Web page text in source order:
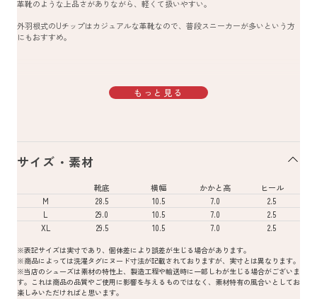
革靴のような上品さがありながら、軽くて扱いやすい。
外羽根式のUチップはカジュアルな革靴なので、普段スニーカーが多いという方
にもおすすめ。
もっと見る
サイズ・素材
靴底 横幅 かかと高
ヒール
M
28.5 10.5 7.0
2.5
L
29.0 10.5 7.0
2.5
XL
29.5 10.5 7.0 2.5
※表記サイズは実寸であり、個体差により誤差が生じる場合があります。
※商品によっては洗濯タグにヌード寸法が記載されておりますが、実寸とは異なります。
※当店のシューズは素材の特性上、製造工程や輸送時に一部しわが生じる場合がございま
す。これは商品の品質やご使用に影響を与えるものではなく、素材特有の風合いとしてお
楽しみいただければと思います。